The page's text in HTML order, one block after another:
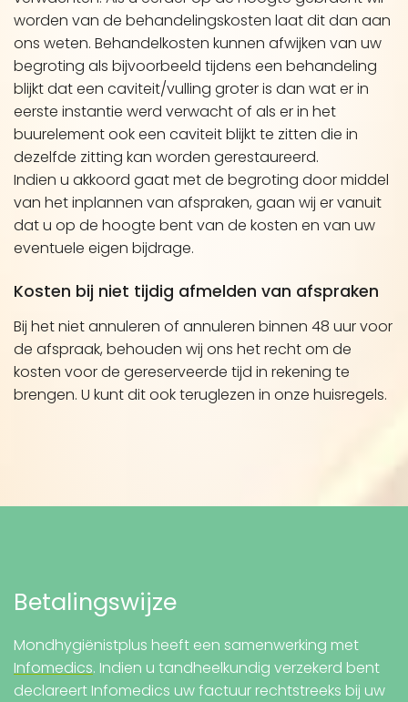
worden van de behandelingskosten laat dit dan aan
ons weten. Behandelkosten kunnen afwijken van uw
begroting als bijvoorbeeld tijdens een behandeling
blijkt dat een caviteit/vulling groter is dan wat er in
eerste instantie werd verwacht of als er in het
buurelement ook een caviteit blijkt te zitten die in
dezelfde zitting kan worden gerestaureerd.
Indien u akkoord gaat met de begroting door middel
van het inplannen van afspraken, gaan wij er vanuit
dat u op de hoogte bent van de kosten en van uw
eventuele eigen bijdrage.
Kosten bij niet tijdig afmelden van afspraken
Bij het niet annuleren of annuleren binnen 48 uur voor
de afspraak, behouden wij ons het recht om de
kosten voor de gereserveerde tijd in rekening te
brengen. U kunt dit ook teruglezen in onze huisregels.
Betalingswijze
Mondhygiënistplus heeft een samenwerking met
Infomedics. Indien u tandheelkundig verzekerd bent
declareert Infomedics uw factuur rechtstreeks bij uw